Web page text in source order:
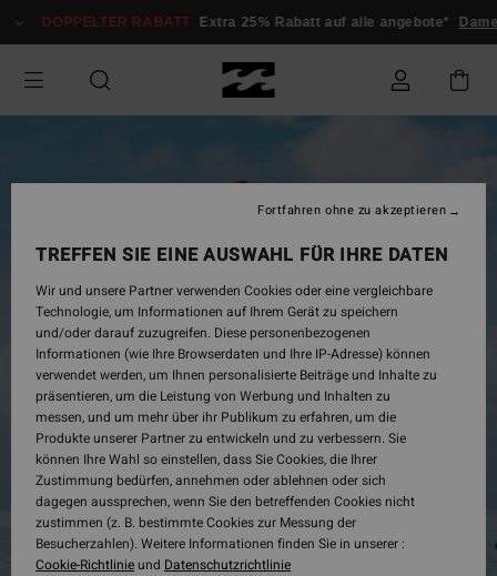
zur
springen
DOPPELTER RABATT Extra 25% Rabatt auf alle angebote* Damen
TREFFEN SIE EINE AUSWAHL FÜR IHRE DATEN
Wir und unsere Partner verwenden Cookies oder eine vergleichbare
Technologie, um Informationen auf Ihrem Gerät zu speichern
und/oder darauf zuzugreifen. Diese personenbezogenen
Informationen (wie Ihre Browserdaten und Ihre IP-Adresse) können
verwendet werden, um Ihnen personalisierte Beiträge und Inhalte zu
präsentieren, um die Leistung von Werbung und Inhalten zu
messen, und um mehr über ihr Publikum zu erfahren, um die
Produkte unserer Partner zu entwickeln und zu verbessern. Sie
können Ihre Wahl so einstellen, dass Sie Cookies, die Ihrer
Zustimmung bedürfen, annehmen oder ablehnen oder sich
dagegen aussprechen, wenn Sie den betreffenden Cookies nicht
zustimmen (z. B. bestimmte Cookies zur Messung der
Besucherzahlen). Weitere Informationen finden Sie in unserer :
Cookie-Richtlinieund Datenschutzrichtlinie
Fortfahren ohne zu akzeptieren